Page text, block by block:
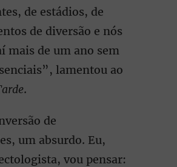
de estádios, de
de diversão e nós
mais de um ano sem
lamentou ao
.
de
um absurdo. Eu,
vou pensar: